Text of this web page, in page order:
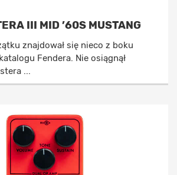
III MID ’60S MUSTANG
znajdował się nieco z boku
Fendera. Nie osiągnął
...